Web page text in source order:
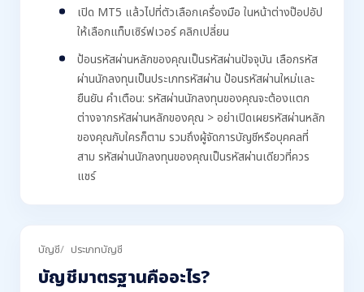
เปิด MT5 แล้วไปที่ตัวเลือกเครื่องมือ ในหน้าต่างป๊อปอัป
ให้เลือกแท็บเซิร์ฟเวอร์ คลิกเปลี่ยน
ป้อนรหัสผ่านหลักของคุณเป็นรหัสผ่านปัจจุบัน เลือกรหัส
ผ่านนักลงทุนเป็นประเภทรหัสผ่าน ป้อนรหัสผ่านใหม่และ
ยืนยัน คำเตือน: รหัสผ่านนักลงทุนของคุณจะต้องแตก
ต่างจากรหัสผ่านหลักของคุณ > อย่าเปิดเผยรหัสผ่านหลัก
ของคุณกับใครก็ตาม รวมถึงผู้จัดการบัญชีหรือบุคคลที่
สาม รหัสผ่านนักลงทุนของคุณเป็นรหัสผ่านเดียวที่ควร
แชร์
บัญชี ประเภทบัญชี
บัญชีมาตรฐานคืออะไร?